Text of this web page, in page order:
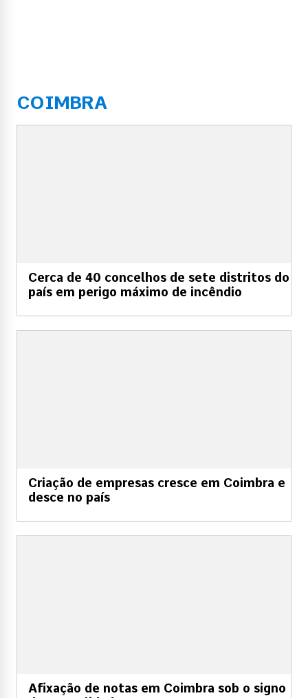
COIMBRA
Cerca de 40 concelhos de sete distritos do
país em perigo máximo de incêndio
Criação de empresas cresce em Coimbra e
desce no país
Afixação de notas em Coimbra sob o signo